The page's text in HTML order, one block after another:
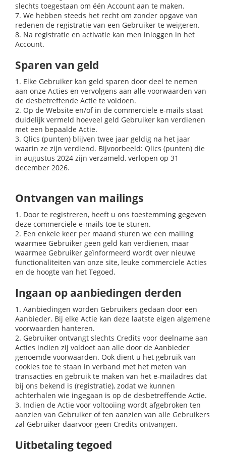
slechts toegestaan om één Account aan te maken.
7. We hebben steeds het recht om zonder opgave van
redenen de registratie van een Gebruiker te weigeren.
8. Na registratie en activatie kan men inloggen in het
Account.
Sparen van geld
1. Elke Gebruiker kan geld sparen door deel te nemen
aan onze Acties en vervolgens aan alle voorwaarden van
de desbetreffende Actie te voldoen.
2. Op de Website en/of in de commerciële e-mails staat
duidelijk vermeld hoeveel geld Gebruiker kan verdienen
met een bepaalde Actie.
3. Qlics (punten) blijven twee jaar geldig na het jaar
waarin ze zijn verdiend. Bijvoorbeeld: Qlics (punten) die
in augustus 2024 zijn verzameld, verlopen op 31
december 2026.
Ontvangen van mailings
1. Door te registreren, heeft u ons toestemming gegeven
deze commerciële e-mails toe te sturen.
2. Een enkele keer per maand sturen we een mailing
waarmee Gebruiker geen geld kan verdienen, maar
waarmee Gebruiker geïnformeerd wordt over nieuwe
functionaliteiten van onze site, leuke commerciele Acties
en de hoogte van het Tegoed.
Ingaan op aanbiedingen derden
1. Aanbiedingen worden Gebruikers gedaan door een
Aanbieder. Bij elke Actie kan deze laatste eigen algemene
voorwaarden hanteren.
2. Gebruiker ontvangt slechts Credits voor deelname aan
Acties indien zij voldoet aan alle door de Aanbieder
genoemde voorwaarden. Ook dient u het gebruik van
cookies toe te staan in verband met het meten van
transacties en gebruik te maken van het e-mailadres dat
bij ons bekend is (registratie), zodat we kunnen
achterhalen wie ingegaan is op de desbetreffende Actie.
3. Indien de Actie voor voltooiing wordt afgebroken ten
aanzien van Gebruiker of ten aanzien van alle Gebruikers
zal Gebruiker daarvoor geen Credits ontvangen.
Uitbetaling tegoed